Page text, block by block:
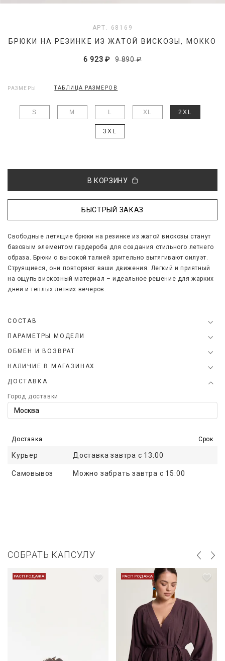
АРТ. 68169
БРЮКИ НА РЕЗИНКЕ ИЗ ЖАТОЙ ВИСКОЗЫ, МОККО
6 923 ₽ 9 890 ₽
РАЗМЕРЫ ТАБЛИЦА РАЗМЕРОВ
S M L XL 2XL
3XL
В КОРЗИНУ
БЫСТРЫЙ ЗАКАЗ
Свободные летящие брюки на резинке из жатой вискозы станут
базовым элементом гардероба для создания стильного летнего
образа. Брюки с высокой талией зрительно вытягивают силуэт.
Струящиеся, они повторяют ваши движения. Легкий и приятный
на ощупь вискозный материал – идеальное решение для жарких
дней и теплых летних вечеров.
СОСТАВ
ПАРАМЕТРЫ МОДЕЛИ
ОБМЕН И ВОЗВРАТ
НАЛИЧИЕ В МАГАЗИНАХ
ДОСТАВКА
Город доставки
Доставка Срок
Курьер Доставка завтра с 13:00
Самовывоз Можно забрать завтра с 15:00
СОБРАТЬ КАПСУЛУ
РАСПРОДАЖА РАСПРОДАЖА